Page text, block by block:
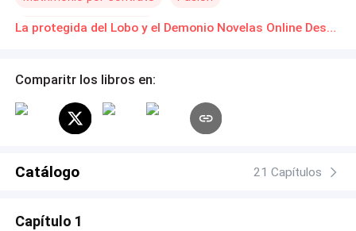
sus compañeros para poder salir viva de aquel lugar.
POV en primera persona La protegida del Lobo y el Demonio Novelas Online Descarga gratuita de PDF
Comparitr los libros en:
Catálogo 21 Capítulos
Capítulo 1